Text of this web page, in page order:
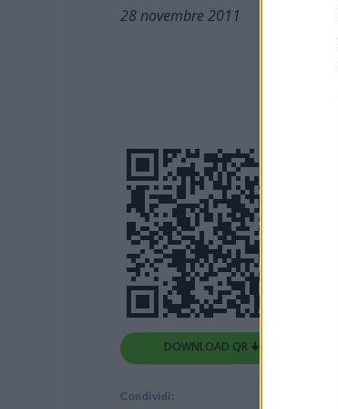
28 novembre 2011
DOWNLOAD QR 🠋
Condividi: